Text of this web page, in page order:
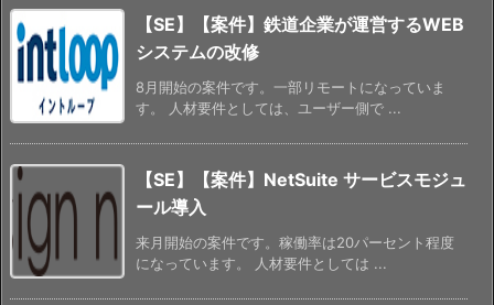
【SE】【案件】鉄道企業が運営するWEB
システムの改修
8月開始の案件です。一部リモートになっていま
す。 人材要件としては、ユーザー側で ...
【SE】【案件】NetSuite サービスモジュ
ール導入
来月開始の案件です。稼働率は20パーセント程度
になっています。 人材要件としては ...